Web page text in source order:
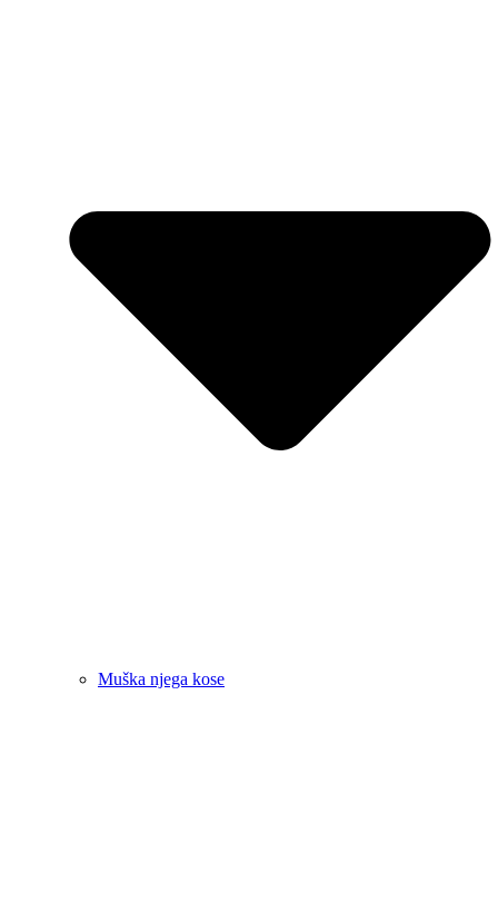
Muška njega kose